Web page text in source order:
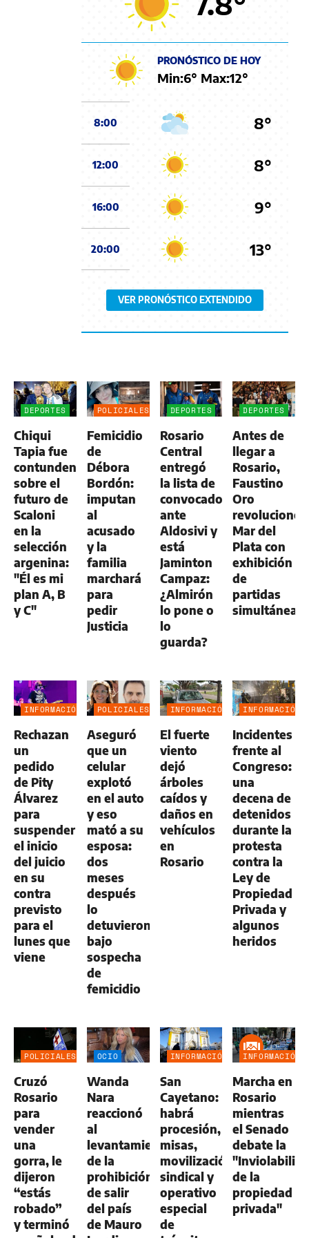
PRONÓSTICO DE HOY
Min:6° Max:12°
8:00 8°
12:00 8°
16:00 9°
20:00 13°
VER PRONÓSTICO EXTENDIDO
DEPORTES
Chiqui
Tapia fue
contundente
sobre el
futuro de
Scaloni
en la
selección
argenina:
"Él es mi
plan A, B
y C"
POLICIALES
Femicidio
de
Débora
Bordón:
imputan
al
acusado
y la
familia
marchará
para
pedir
Justicia
DEPORTES
Rosario
Central
entregó
la lista de
convocados
ante
Aldosivi y
está
Jaminton
Campaz:
¿Almirón
lo pone o
lo
guarda?
DEPORTES
Antes de
llegar a
Rosario,
Faustino
Oro
revolucionó
Mar del
Plata con
exhibición
de
partidas
simultáneas
INFORMACIÓN
Rechazan
un
pedido
de Pity
Álvarez
para
suspender
el inicio
del juicio
en su
contra
previsto
para el
lunes que
viene
POLICIALES
Aseguró
que un
celular
explotó
en el auto
y eso
mató a su
esposa:
dos
meses
después
lo
detuvieron
bajo
sospecha
de
femicidio
INFORMACIÓN
El fuerte
viento
dejó
árboles
caídos y
daños en
vehículos
en
Rosario
INFORMACIÓN
Incidentes
frente al
Congreso:
una
decena de
detenidos
durante la
protesta
contra la
Ley de
Propiedad
Privada y
algunos
heridos
POLICIALES
Cruzó
Rosario
para
vender
una
gorra, le
dijeron
“estás
robado”
y terminó
OCIO
Wanda
Nara
reaccionó
al
levantamiento
de la
prohibición
de salir
del país
de Mauro
INFORMACIÓN
San
Cayetano:
habrá
procesión,
misas,
movilización
sindical y
operativo
especial
de
INFORMACIÓN
Marcha en
Rosario
mientras
el Senado
debate la
de la
propiedad
privada"